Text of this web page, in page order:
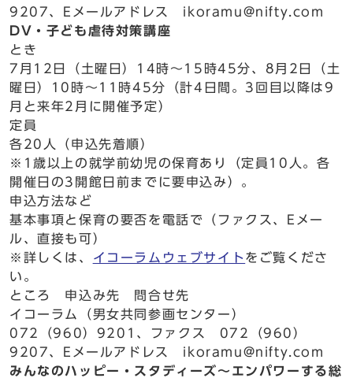
9207、Eメールアドレス ikoramu@nifty.com
DV・子ども虐待対策講座
とき
7月12日（土曜日）14時～15時45分、8月2日（土
曜日）10時～11時45分（計4日間。3回目以降は9
月と来年2月に開催予定）
定員
各20人（申込先着順）
※1歳以上の就学前幼児の保育あり（定員10人。各
開催日の3開館日前までに要申込み）。
申込方法など
基本事項と保育の要否を電話で（ファクス、Eメー
ル、直接も可）
※詳しくは、 イコーラムウェブサイト をご覧くださ
い。
ところ 申込み先 問合せ先
イコーラム（男女共同参画センター）
072（960）9201、ファクス 072（960）
9207、Eメールアドレス ikoramu@nifty.com
みんなのハッピー・スタディーズ～エンパワーする総